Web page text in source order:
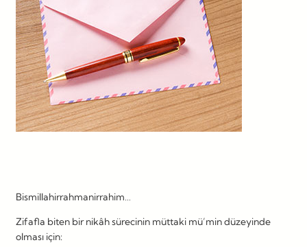
Bismillahirrahmanirrahim…
Zifafla biten bir nikâh sürecinin müttaki mü’min düzeyinde
olması için: